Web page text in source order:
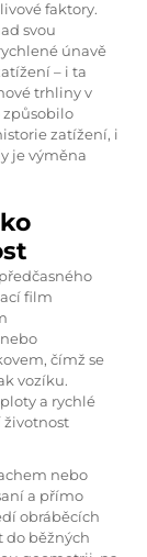
faktory.
svou
únavě
– i ta
trhliny v
způsobilo
zatížení, i
je výměna
film
čímž se
vozíku.
a rychlé
životnost
nebo
a přímo
obráběcích
do běžných